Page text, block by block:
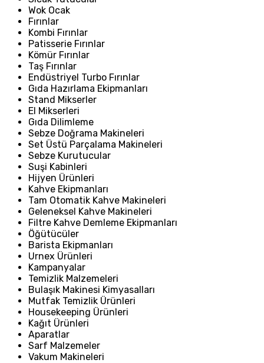
Wok Ocak
Fırınlar
Kombi Fırınlar
Patisserie Fırınlar
Kömür Fırınlar
Taş Fırınlar
Endüstriyel Turbo Fırınlar
Gıda Hazırlama Ekipmanları
Stand Mikserler
El Mikserleri
Gıda Dilimleme
Sebze Doğrama Makineleri
Set Üstü Parçalama Makineleri
Sebze Kurutucular
Suşi Kabinleri
Hijyen Ürünleri
Kahve Ekipmanları
Tam Otomatik Kahve Makineleri
Geleneksel Kahve Makineleri
Filtre Kahve Demleme Ekipmanları
Öğütücüler
Barista Ekipmanları
Urnex Ürünleri
Kampanyalar
Temizlik Malzemeleri
Bulaşık Makinesi Kimyasalları
Mutfak Temizlik Ürünleri
Housekeeping Ürünleri
Kağıt Ürünleri
Aparatlar
Sarf Malzemeler
Vakum Makineleri